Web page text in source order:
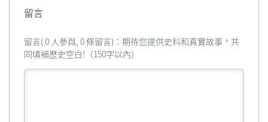
留言
留言( 0 人參與, 0 條留言)：期待您提供史料和真實故事，共
同填補歷史空白!（150字以內）